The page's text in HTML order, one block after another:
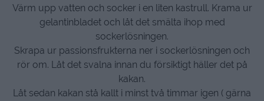
Värm upp vatten och socker i en liten kastrull. Krama ur
gelantinbladet och låt det smälta ihop med
sockerlösningen.
Skrapa ur passionsfrukterna ner i sockerlösningen och
rör om. Låt det svalna innan du försiktigt häller det på
kakan.
Låt sedan kakan stå kallt i minst två timmar igen ( gärna